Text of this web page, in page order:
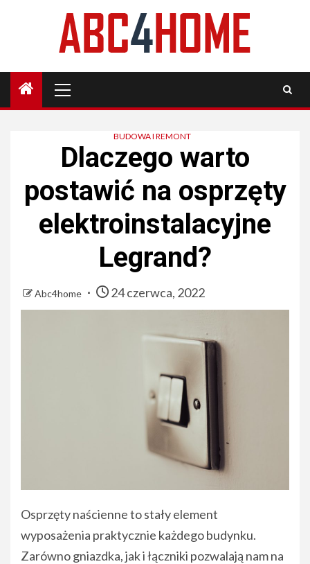
Menu
BUDOWA I REMONT
Dlaczego warto
postawić na osprzęty
elektroinstalacyjne
Legrand?
Abc4home 24 czerwca, 2022
Osprzęty naścienne to stały element
wyposażenia praktycznie każdego budynku.
Zarówno gniazdka, jak i łączniki pozwalają nam na